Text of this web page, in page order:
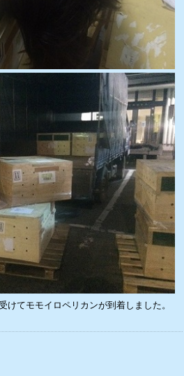
けてモモイロペリカンが到着しました。